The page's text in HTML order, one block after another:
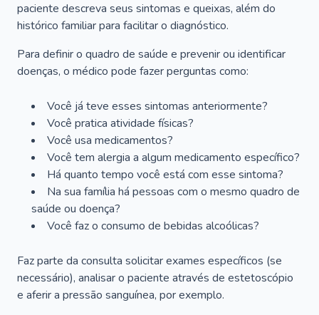
paciente descreva seus sintomas e queixas, além do
histórico familiar para facilitar o diagnóstico.
Para definir o quadro de saúde e prevenir ou identificar
doenças, o médico pode fazer perguntas como:
Você já teve esses sintomas anteriormente?
Você pratica atividade físicas?
Você usa medicamentos?
Você tem alergia a algum medicamento específico?
Há quanto tempo você está com esse sintoma?
Na sua família há pessoas com o mesmo quadro de
saúde ou doença?
Você faz o consumo de bebidas alcoólicas?
Faz parte da consulta solicitar exames específicos (se
necessário), analisar o paciente através de estetoscópio
e aferir a pressão sanguínea, por exemplo.